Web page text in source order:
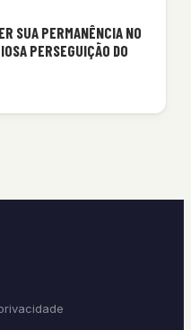
SUA PERMANÊNCIA NO
PERSEGUIÇÃO DO